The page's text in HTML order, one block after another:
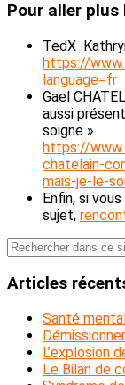
Pour aller
TedX
https://
language=fr
Gael
aussi
soigne »
https://
chatelain-
mais-je-le-
Enfin, si
sujet,
Barre
latérale
Rechercher
dans
ce
Web
Articles
Santé
L’explosion
Le Bilan de